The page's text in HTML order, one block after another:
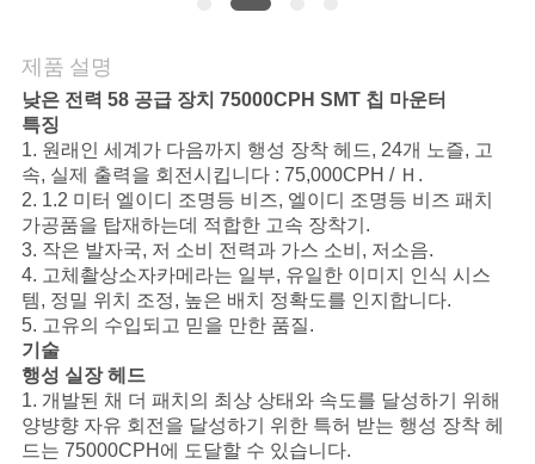
연
락
하
십
시
오
뉴
스
제품 설명
낮은 전력 58 공급 장치 75000CPH SMT 칩 마운터
특징
1. 원래인 세계가 다음까지 행성 장착 헤드, 24개 노즐, 고
속, 실제 출력을 회전시킵니다 : 75,000CPH / Ｈ.
2. 1.2 미터 엘이디 조명등 비즈, 엘이디 조명등 비즈 패치
가공품을 탑재하는데 적합한 고속 장착기.
3. 작은 발자국, 저 소비 전력과 가스 소비, 저소음.
4. 고체촬상소자카메라는 일부, 유일한 이미지 인식 시스
템, 정밀 위치 조정, 높은 배치 정확도를 인지합니다.
5. 고유의 수입되고 믿을 만한 품질.
기술
행성 실장 헤드
1. 개발된 채 더 패치의 최상 상태와 속도를 달성하기 위해
양뱡향 자유 회전을 달성하기 위한 특허 받는 행성 장착 헤
드는 75000CPH에 도달할 수 있습니다.